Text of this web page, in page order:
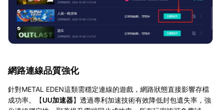
網路連線品質強化
針對METAL EDEN這類需穩定連線的遊戲，網路狀態直接影響存檔
成功率。【UU加速器】透過專利加速技術有效降低封包遺失率，強